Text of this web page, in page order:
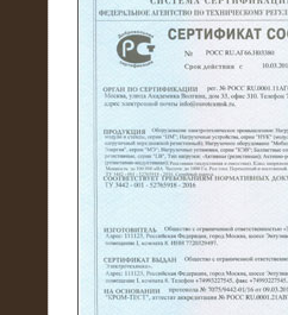
21.08.2016
На производственное
модули 20 МВт (0,4 кВ)